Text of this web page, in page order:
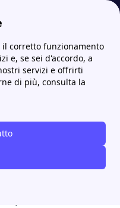
corretto funzionamento
e, se sei d'accordo, a
servizi e offrirti
di più, consulta la
Speed Test WindTre: scopri la velocità della tua rete
scopri
rete
Speed Test
tua rete. Infatti,
rintracciabile